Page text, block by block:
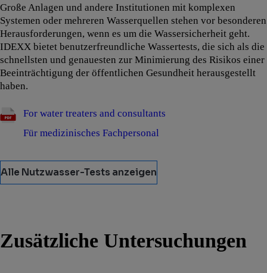
Große Anlagen und andere Institutionen mit komplexen
Systemen oder mehreren Wasserquellen stehen vor besonderen
Herausforderungen, wenn es um die Wassersicherheit geht.
IDEXX bietet benutzerfreundliche Wassertests, die sich als die
schnellsten und genauesten zur Minimierung des Risikos einer
Beeinträchtigung der öffentlichen Gesundheit herausgestellt
haben.
For water treaters and consultants
Für medizinisches Fachpersonal
Alle Nutzwasser-Tests anzeigen
Zusätzliche Untersuchungen